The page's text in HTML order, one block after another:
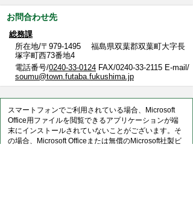
お問合わせ先
総務課
所在地/〒979-1495 福島県双葉郡双葉町大字長
塚字町西73番地4
電話番号/0240-33-0124 FAX/0240-33-2115 E-mail/
soumu@town.futaba.fukushima.jp
スマートフォンでご利用されている場合、Microsoft
Office用ファイルを閲覧できるアプリケーションが端
末にインストールされていないことがございます。そ
の場合、Microsoft Officeまたは無償のMicrosoft社製ビ